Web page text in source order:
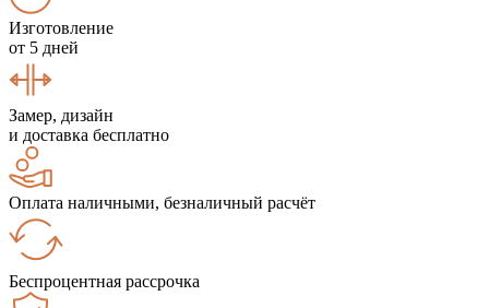
Изготовление
от 5 дней
Замер, дизайн
и доставка бесплатно
Оплата наличными, безналичный расчёт
Беспроцентная рассрочка